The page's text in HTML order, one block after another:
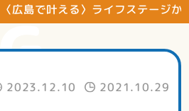
〈広島で叶える〉ライフステージ
2023.12.10 2021.10.29